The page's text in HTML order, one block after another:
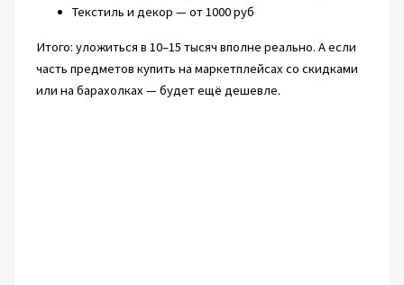
Текстиль и декор — от 1000 руб
Итого: уложиться в 10–15 тысяч вполне реально. А если
часть предметов купить на маркетплейсах со скидками
или на барахолках — будет ещё дешевле.